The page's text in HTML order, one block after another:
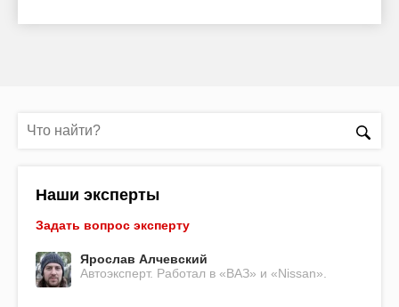
Наши эксперты
Задать вопрос эксперту
Ярослав Алчевский
Автоэксперт. Работал в «ВАЗ» и «Nissan».